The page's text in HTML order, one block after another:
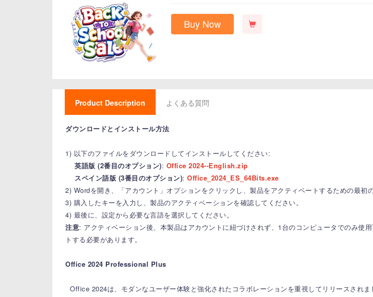
Buy Now
Product Description よくある質問
ダウンロードとインストール方法
1) 以下のファイルをダウンロードしてインストールしてください:
英語版 (2番目のオプション): Office 2024--English.zip
スペイン語版 (3番目のオプション): Office_2024_ES_64Bits.exe
2) Wordを開き、「アカウント」オプションをクリックし、製品をアクティベートするための最初
3) 購入したキーを入力し、製品のアクティベーションを確認してください。
4) 最後に、設定から必要な言語を選択してください。
注意: アクティベーション後、本製品はアカウントに紐づけされず、1台のコンピュータでのみ使
トする必要があります。
Office 2024 Professional Plus
Office 2024は、モダンなユーザー体験と強化されたコラボレーションを重視してリリースされま